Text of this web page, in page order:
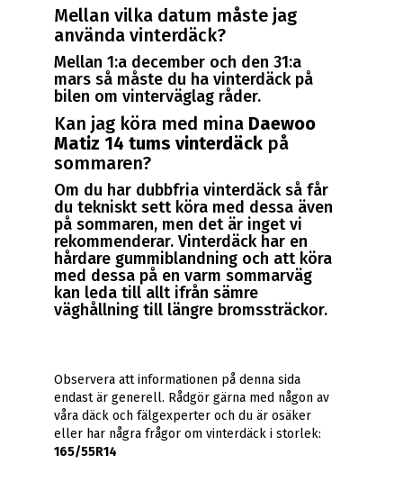
Mellan vilka datum måste jag
använda vinterdäck?
Mellan 1:a december och den 31:a
mars så måste du ha vinterdäck på
bilen om vinterväglag råder.
Kan jag köra med mina Daewoo
Matiz 14 tums vinterdäckpå
sommaren?
Om du har dubbfria vinterdäck så får
du tekniskt sett köra med dessa även
på sommaren, men det är inget vi
rekommenderar. Vinterdäck har en
hårdare gummiblandning och att köra
med dessa på en varm sommarväg
kan leda till allt ifrån sämre
väghållning till längre bromssträckor.
Observera att informationen på denna sida
endast är generell. Rådgör gärna med någon av
våra däck och fälgexperter och du är osäker
eller har några frågor om vinterdäck i storlek:
165/55R14